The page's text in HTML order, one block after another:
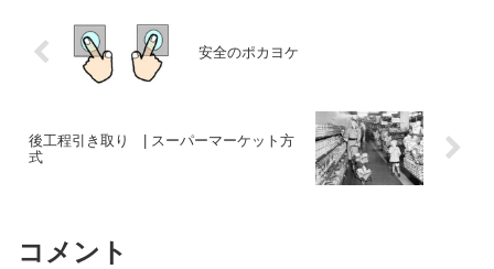
安全のポカヨケ
後工程引き取り | スーパーマーケット方
式
コメント